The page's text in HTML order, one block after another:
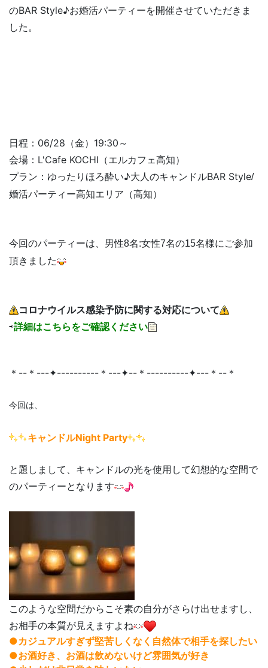
のBAR Style♪お婚活パーティーを開催させていただきま
した。
日程：06/28（金）19:30～
会場：L'Cafe KOCHI（エルカフェ高知）
プラン： ゆったりほろ酔い♪大人のキャンドルBAR Style/
婚活パーティー高知エリア（高知）
今回のパーティーは、男性8名:女性7名の15名様にご参加
頂きました
コロナウイルス感染予防に関する対応について
⇨詳細はこちらをご確認ください
＊--＊---✦----------＊---✦--＊----------✦---＊--＊
今回 は、
キャンドルNight Party
と題しまして、キャンドルの光を使用して幻想的な空間で
のパーティーとなります
このような空間だからこそ素の自分がさらけ出せますし、
お相手の本質が見えますよね
●カジュアルすぎず堅苦しくなく自然体で相手を探したい
●お酒好き、お酒は飲めないけど雰囲気が好き